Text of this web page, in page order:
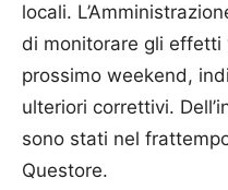
locali.
di monitorare gli effetti
prossimo weekend,
ulteriori correttivi.
sono stati nel
Questore.